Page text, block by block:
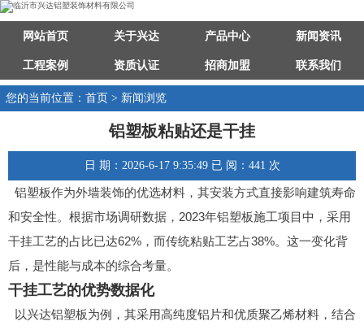
网站首页 关于兴达 产品中心 新闻资讯
工程案例 资质认证 招商加盟 联系我们
您的当前位置：首页 > 新闻浏览
铝塑板粘贴还是干挂
日 期：2026-6-17 9:35:49 已 阅：441 次
铝塑板作为外墙装饰的优选材料，其安装方式直接影响建筑寿命
和安全性。根据市场调研数据，2023年铝塑板施工项目中，采用
干挂工艺的占比已达62%，而传统粘贴工艺占38%。这一变化背
后，是性能与成本的综合考量。
干挂工艺的优势数据化
以兴达铝塑板为例，其采用高纯度铝片和优质聚乙烯材料，结合